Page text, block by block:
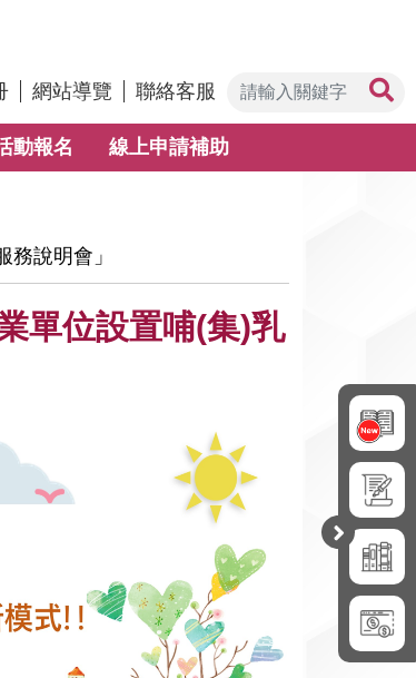
網站導覽 聯絡客服
動報名 線上申請補助
說明會」
單位設置哺(集)乳
開